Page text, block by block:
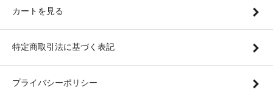
カートを見る
特定商取引法に基づく表記
プライバシーポリシー